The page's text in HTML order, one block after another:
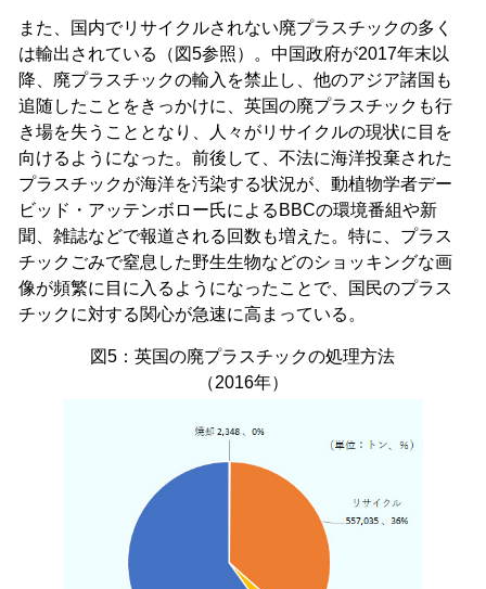
また、国内でリサイクルされない廃プラスチックの多く
は輸出されている（図5参照）。中国政府が2017年末以
降、廃プラスチックの輸入を禁止し、他のアジア諸国も
追随したことをきっかけに、英国の廃プラスチックも行
き場を失うこととなり、人々がリサイクルの現状に目を
向けるようになった。前後して、不法に海洋投棄された
プラスチックが海洋を汚染する状況が、動植物学者デー
ビッド・アッテンボロー氏によるBBCの環境番組や新
聞、雑誌などで報道される回数も増えた。特に、プラス
チックごみで窒息した野生生物などのショッキングな画
像が頻繁に目に入るようになったことで、国民のプラス
チックに対する関心が急速に高まっている。
図5：英国の廃プラスチックの処理方法
（2016年）